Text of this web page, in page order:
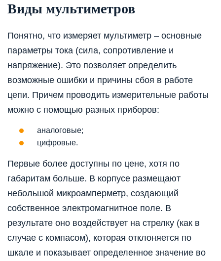
Виды мультиметров
Понятно, что измеряет мультиметр – основные
параметры тока (сила, сопротивление и
напряжение). Это позволяет определить
возможные ошибки и причины сбоя в работе
цепи. Причем проводить измерительные работы
можно с помощью разных приборов:
аналоговые;
цифровые.
Первые более доступны по цене, хотя по
габаритам больше. В корпусе размещают
небольшой микроамперметр, создающий
собственное электромагнитное поле. В
результате оно воздействует на стрелку (как в
случае с компасом), которая отклоняется по
шкале и показывает определенное значение во